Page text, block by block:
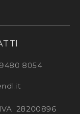
8054
28200896